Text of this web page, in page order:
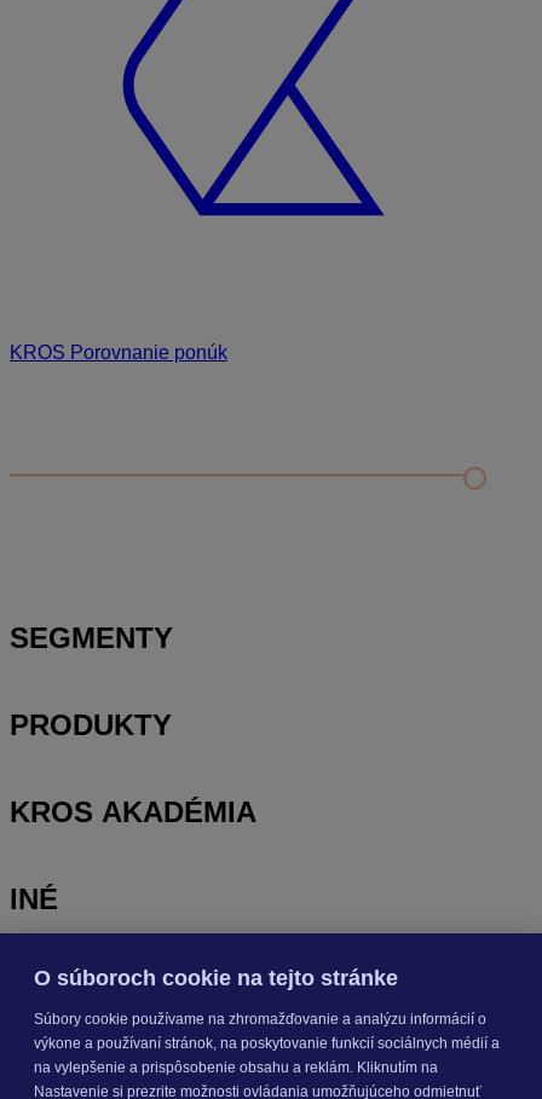
KROS Porovnanie ponúk
Nastavenie šanónov
SEGMENTY
PRODUKTY
KROS AKADÉMIA
INÉ
OdoberajteNOVINKY
Prihlásiť sa
O súboroch cookie na tejto stránke
Súbory cookie používame na zhromažďovanie a analýzu informácií o
výkone a používaní stránok, na poskytovanie funkcií sociálnych médií a
na vylepšenie a prispôsobenie obsahu a reklám. Kliknutím na
Nastavenie si prezrite možnosti ovládania umožňujúceho odmietnuť